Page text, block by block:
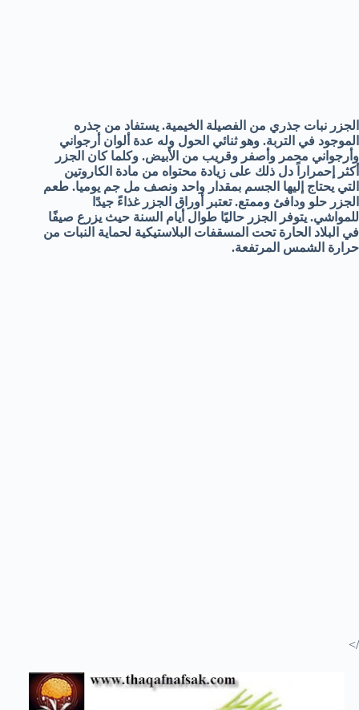
الجزر نبات جذري من الفصيلة الخيمية. يستفاد من جذره
الموجود في التربة. وهو ثنائي الحول وله عدة ألوان أرجواني
وأرجواني محمر وأصفر وقريب من الأبيض. وكلما كان الجزر
أكثر إحمراراً دل ذلك على زيادة محتواه من مادة الكاروتين
التي يحتاج إليها الجسم بمقدار واحد ونصف مل جم يوميا. طعم
الجزر حلو ودافئ وممتع. تعتبر أوراق الجزر غذاءً جيدًا
للمواشي. يتوفر الجزر حاليًا طوال أيام السنة حيث يزرع صيفًا
في البلاد الحارة تحت المسقفات البلاستيكية لحماية النبات من
حرارة الشمس المرتفعة.
/>